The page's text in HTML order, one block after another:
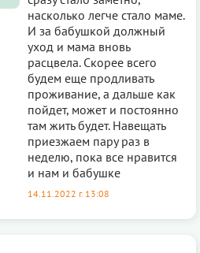
насколько легче стало маме.
И за бабушкой дoлжный
уход и мама вновь
расцвела. Скорее всего
будем еще продливать
проживание, а дальше как
пойдет, может и постoянно
там жить будет. Навещать
приезжаем пару раз в
неделю, пока все нравится
и нам и бабушке
14.11.2022 г. 13:08